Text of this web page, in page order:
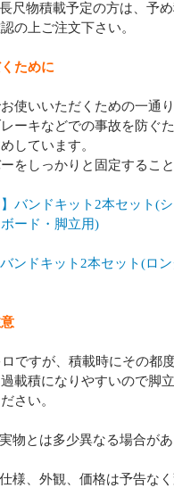
尺物積載予定の方は、予
の上ご注文下さい。
ために
使いいただくための一通
ーキなどでの事故を防ぐ
しています。
をしっかりと固定すること
】バンドキット2本セット(
ード・脚立用)
バンドキット2本セット(ロ
ですが、積載時にその都
載積になりやすいので脚
さい。
物とは多少異なる場合があ
様、外観、価格は予告な